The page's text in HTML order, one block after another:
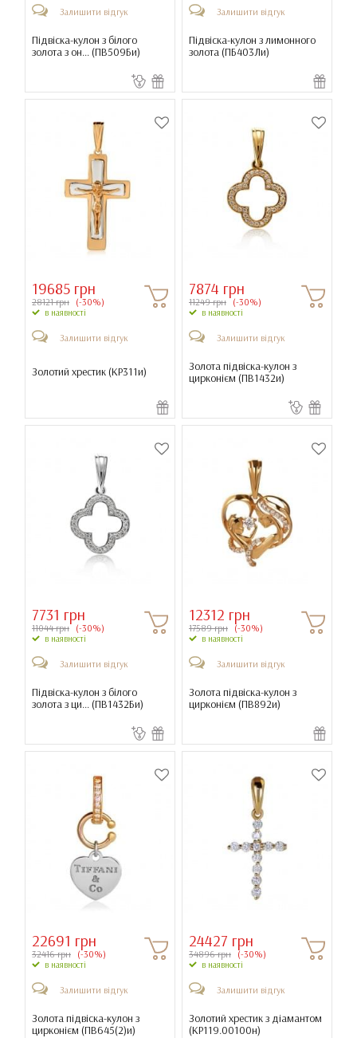
Залишити відгук
Підвіска-кулон з білого
золота з он... (ПВ509Би)
Залишити відгук
Підвіска-кулон з лимонного
золота (ПБ403Ли)
19685 грн
28121 грн (-30%)
в наявності
Залишити відгук
Золотий хрестик (КР311и)
7874 грн
11249 грн (-30%)
в наявності
Залишити відгук
Золота підвіска-кулон з
цирконієм (ПВ1432и)
7731 грн
11044 грн (-30%)
в наявності
Залишити відгук
Підвіска-кулон з білого
золота з ци... (ПВ1432Би)
12312 грн
17589 грн (-30%)
в наявності
Залишити відгук
Золота підвіска-кулон з
цирконієм (ПВ892и)
22691 грн
32416 грн (-30%)
в наявності
Залишити відгук
Золота підвіска-кулон з
цирконієм (ПВ645(2)и)
24427 грн
34896 грн (-30%)
в наявності
Залишити відгук
Золотий хрестик з діамантом
(КР119.00100н)